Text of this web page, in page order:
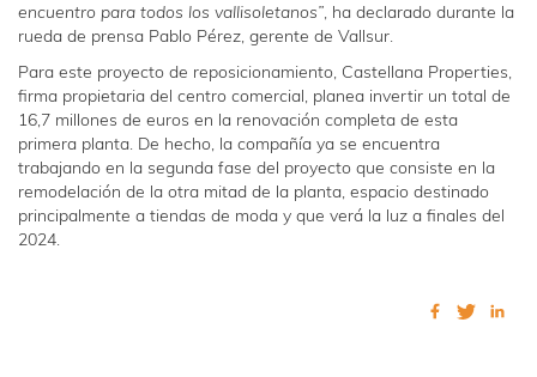
encuentro para todos los vallisoletanos”, ha declarado durante la
rueda de prensa Pablo Pérez, gerente de Vallsur.
Para este proyecto de reposicionamiento, Castellana Properties,
firma propietaria del centro comercial, planea invertir un total de
16,7 millones de euros en la renovación completa de esta
primera planta. De hecho, la compañía ya se encuentra
trabajando en la segunda fase del proyecto que consiste en la
remodelación de la otra mitad de la planta, espacio destinado
principalmente a tiendas de moda y que verá la luz a finales del
2024.